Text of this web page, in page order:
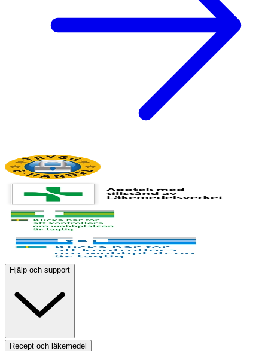
Hjälp och support
Recept och läkemedel